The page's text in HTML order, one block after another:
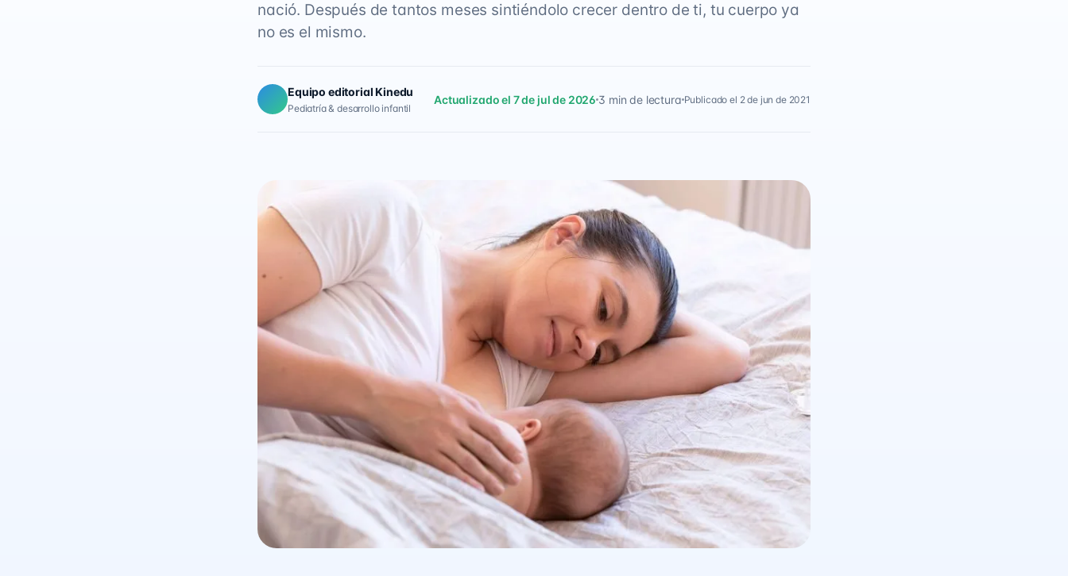
nació. Después de tantos meses sintiéndolo crecer dentro de ti, tu cuerpo ya
no es el mismo.
Equipo editorial Kinedu
Pediatría & desarrollo infantil
Actualizado el 7 de jul de 2026 3 min de lectura Publicado el 2 de jun de 2021